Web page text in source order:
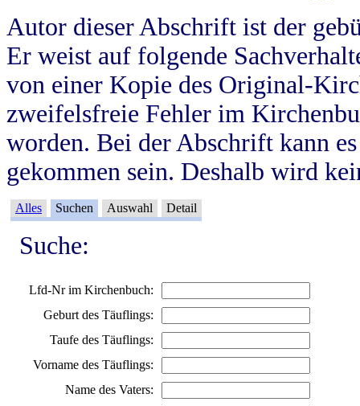
Autor dieser Abschrift ist der
Er weist auf folgende
von einer Kopie des Original-
zweifelsfreie Fehler im
worden. Bei der Abschrift kann
gekommen sein. Deshalb wird
Alles Suchen Auswahl Detail
Suche:
Lfd-Nr im Kirchenbuch:
Geburt des Täuflings:
Taufe des Täuflings:
Vorname des Täuflings:
Name des Vaters: